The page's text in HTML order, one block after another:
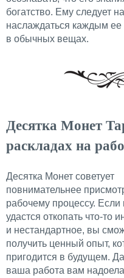
богатство. Ему следует
наслаждаться каждым
в обычных вещах.
Десятка Монет
раскладах на
Десятка Монет советует
повнимательнее
рабочему процессу. Если
удастся откопать что-то
и нестандартное, вы
получить ценный опыт,
пригодится в будущем.
ваша работа вам